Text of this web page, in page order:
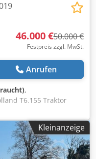
46.000 €50.000 €
Festpreis zzgl. MwSt.
Anrufen
,
T6.155 Traktor
2100
Aayjr
Kleinanzeige